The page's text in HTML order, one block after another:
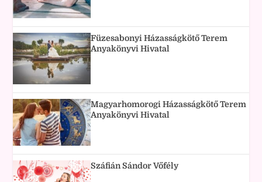
Füzesabonyi Házasságkötő Terem
Anyakönyvi Hivatal
Magyarhomorogi Házasságkötő Terem
Anyakönyvi Hivatal
Száfián Sándor Vőfély